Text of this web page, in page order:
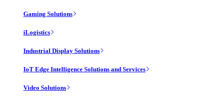
Gaming Solutions
iLogistics
Industrial Display Solutions
IoT Edge Intelligence Solutions and Services
Video Solutions